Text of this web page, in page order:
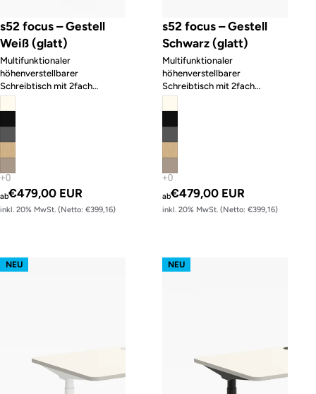
s52 focus – Gestell
Weiß (glatt)
Multifunktionaler
höhenverstellbarer
Schreibtisch mit 2fach
Memory-Funktion
ab€479,00 EUR
inkl. 20% MwSt. (Netto: €399,16)
s52 focus – Gestell
Schwarz (glatt)
Multifunktionaler
höhenverstellbarer
Schreibtisch mit 2fach
Memory-Funktion
ab€479,00 EUR
inkl. 20% MwSt. (Netto: €399,16)
s62 prime – Gestell Weiß (glatt)
NEU s62 prime – Gestell Schwarz
NEU